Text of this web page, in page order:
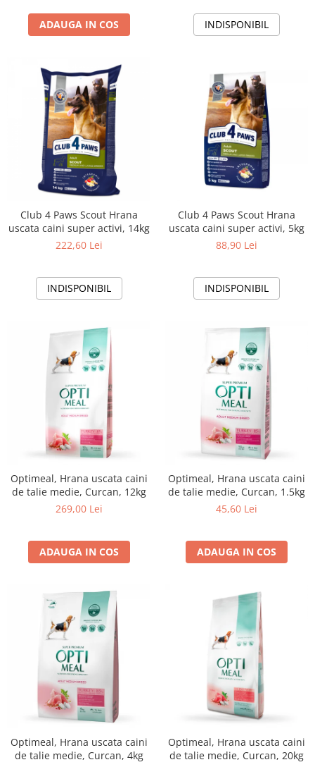
ADAUGA IN COS INDISPONIBIL
Club 4 Paws Scout Hrana
uscata caini super activi, 14kg
222,60 Lei
INDISPONIBIL
Club 4 Paws Scout Hrana
uscata caini super activi, 5kg
88,90 Lei
INDISPONIBIL
Optimeal, Hrana uscata caini
de talie medie, Curcan, 12kg
269,00 Lei
ADAUGA IN COS
Optimeal, Hrana uscata caini
de talie medie, Curcan, 1.5kg
45,60 Lei
ADAUGA IN COS
Optimeal, Hrana uscata caini
de talie medie, Curcan, 4kg
Optimeal, Hrana uscata caini
de talie medie, Curcan, 20kg